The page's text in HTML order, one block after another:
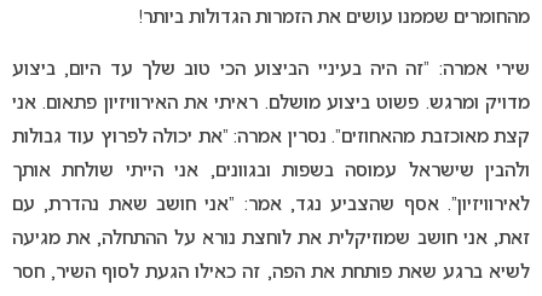
מהחומרים שממנו עושים את הזמרות הגדולות ביותר!
שירי אמרה: “זה היה בעיניי הביצוע הכי טוב שלך עד היום, ביצוע
מדויק ומרגש. פשוט ביצוע מושלם. ראיתי את האירוויזיון פתאום. אני
קצת מאוכזבת מהאחוזים”. נסרין אמרה: “את יכולה לפרוץ עוד גבולות
ולהבין שישראל עמוסה בשפות ובגוונים, אני הייתי שולחת אותך
לאירוויזיון”. אסף שהצביע נגד, אמר: “אני חושב שאת נהדרת, עם
זאת, אני חושב שמוזיקלית את לוחצת נורא על ההתחלה, את מגיעה
לשיא ברגע שאת פותחת את הפה, זה כאילו הגעת לסוף השיר, חסר